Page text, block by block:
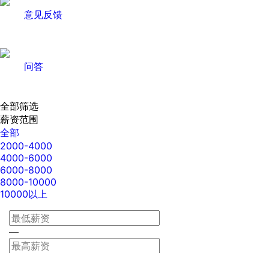
意见反馈
问答
全部筛选
薪资范围
全部
2000-4000
4000-6000
6000-8000
8000-10000
10000以上
—